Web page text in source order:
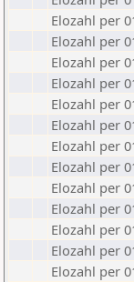
Elozahl per
Elozahl per
Elozahl per
Elozahl per
Elozahl per
Elozahl per
Elozahl per
Elozahl per
Elozahl per
Elozahl per
Elozahl per
Elozahl per
Elozahl per